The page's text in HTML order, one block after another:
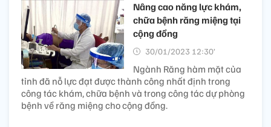
Nâng cao năng lực khám,
chữa bệnh răng miệng tại
cộng đồng
30/01/2023 12:30’
Ngành Răng hàm mặt của
tỉnh đã nỗ lực đạt được thành công nhất định trong
công tác khám, chữa bệnh và trong công tác dự phòng
bệnh về răng miệng cho cộng đồng.